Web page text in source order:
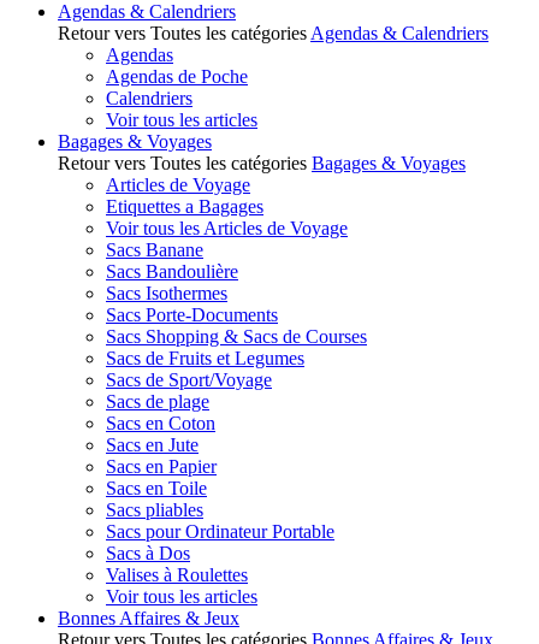
Agendas & Calendriers
Retour vers Toutes les catégories Agendas & Calendriers
Agendas
Agendas de Poche
Calendriers
Voir tous les articles
Bagages & Voyages
Retour vers Toutes les catégories Bagages & Voyages
Articles de Voyage
Etiquettes a Bagages
Voir tous les Articles de Voyage
Sacs Banane
Sacs Bandoulière
Sacs Isothermes
Sacs Porte-Documents
Sacs Shopping & Sacs de Courses
Sacs de Fruits et Legumes
Sacs de Sport/Voyage
Sacs de plage
Sacs en Coton
Sacs en Jute
Sacs en Papier
Sacs en Toile
Sacs pliables
Sacs pour Ordinateur Portable
Sacs à Dos
Valises à Roulettes
Voir tous les articles
Bonnes Affaires & Jeux
Retour vers Toutes les catégories Bonnes Affaires & Jeux